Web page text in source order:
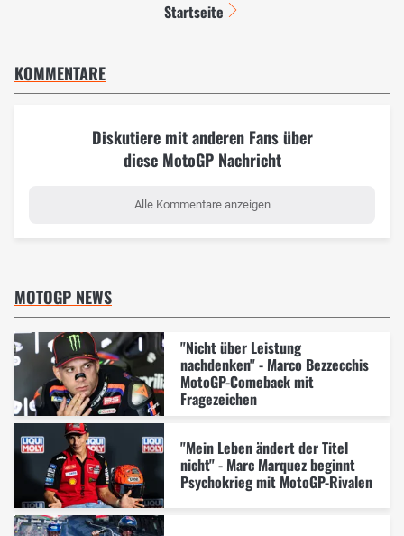
Startseite
KOMMENTARE
Diskutiere mit anderen Fans über
diese MotoGP Nachricht
Alle Kommentare anzeigen
MOTOGP NEWS
"Nicht über Leistung
nachdenken" - Marco Bezzecchis
MotoGP-Comeback mit
Fragezeichen
"Mein Leben ändert der Titel
nicht" - Marc Marquez beginnt
Psychokrieg mit MotoGP-Rivalen